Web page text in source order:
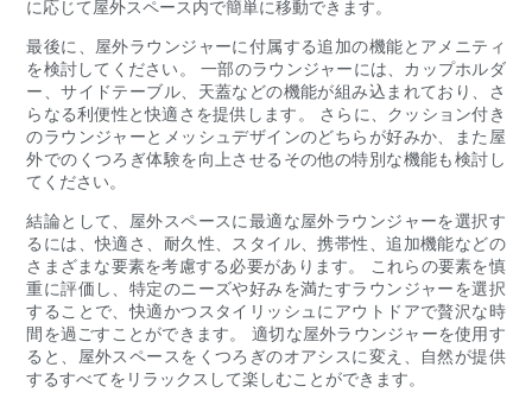
に応じて屋外スペース内で簡単に移動できます。
最後に、屋外ラウンジャーに付属する追加の機能とアメニティ
を検討してください。 一部のラウンジャーには、カップホルダ
ー、サイドテーブル、天蓋などの機能が組み込まれており、さ
らなる利便性と快適さを提供します。 さらに、クッション付き
のラウンジャーとメッシュデザインのどちらが好みか、また屋
外でのくつろぎ体験を向上させるその他の特別な機能も検討し
てください。
結論として、屋外スペースに最適な屋外ラウンジャーを選択す
るには、快適さ、耐久性、スタイル、携帯性、追加機能などの
さまざまな要素を考慮する必要があります。 これらの要素を慎
重に評価し、特定のニーズや好みを満たすラウンジャーを選択
することで、快適かつスタイリッシュにアウトドアで贅沢な時
間を過ごすことができます。 適切な屋外ラウンジャーを使用す
ると、屋外スペースをくつろぎのオアシスに変え、自然が提供
するすべてをリラックスして楽しむことができます。